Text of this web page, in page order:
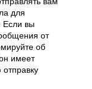
для
Если вы
от
об
имеет
отправку